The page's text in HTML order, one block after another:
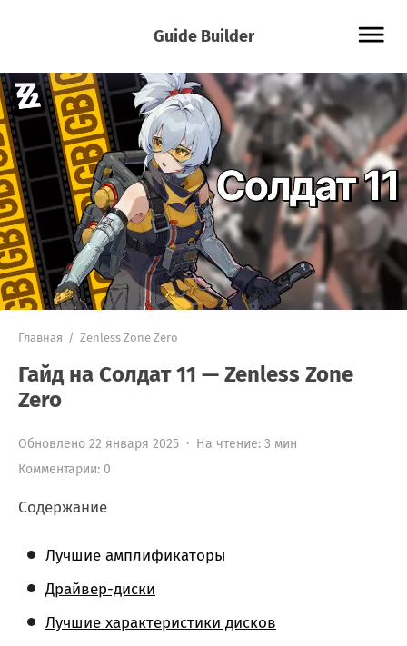
Guide Builder
Главная / Zenless Zone Zero
Гайд на Солдат 11 — Zenless Zone
Zero
Обновлено 22 января 2025 · На чтение: 3 мин
Комментарии: 0
Содержание
Лучшие амплификаторы
Драйвер-диски
Лучшие характеристики дисков